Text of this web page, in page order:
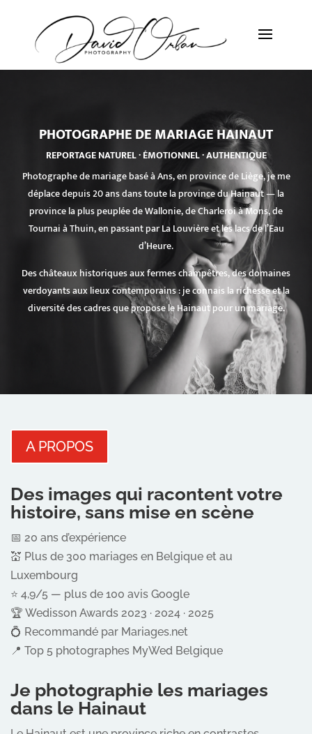
PHOTOGRAPHE DE MARIAGE HAINAUT
REPORTAGE NATUREL · ÉMOTIONNEL · AUTHENTIQUE
Photographe de mariage basé à Ans, en province de Liège, je me
déplace depuis 20 ans dans toute la province du Hainaut — la
province la plus peuplée de Wallonie, de Charleroi à Mons, de
Tournai à Thuin, en passant par La Louvière et les lacs de l’Eau
d’Heure.
Des châteaux historiques aux fermes champêtres, des domaines
verdoyants aux lieux contemporains : je connais la richesse et la
diversité des cadres que propose le Hainaut pour un mariage.
A PROPOS
Des images qui racontent votre
histoire, sans mise en scène
📅 20 ans d’expérience
💒 Plus de 300 mariages en Belgique et au
Luxembourg
⭐ 4,9/5 — plus de 100 avis Google
🏆 Wedisson Awards 2023 · 2024 · 2025
💍 Recommandé par Mariages.net
📍 Top 5 photographes MyWed Belgique
Je photographie les mariages
dans le Hainaut